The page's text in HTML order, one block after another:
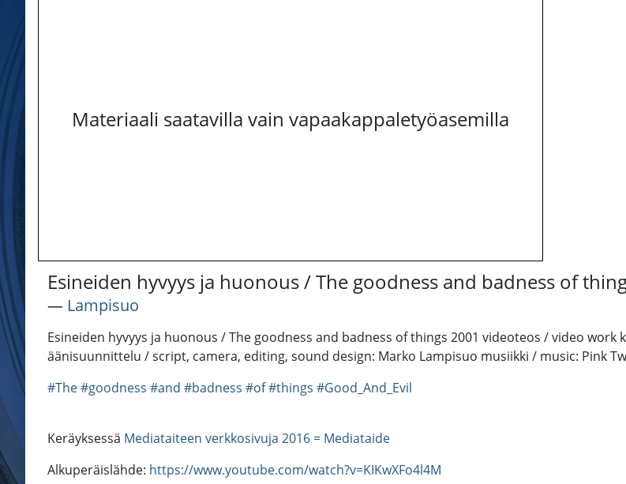
Materiaali saatavilla vain vapaakappaletyöasemilla
Esineiden hyvyys ja huonous / The goodness and badness of
― Lampisuo
Esineiden hyvyys ja huonous / The goodness and badness of things 2001 videoteos / video
äänisuunnittelu / script, camera, editing, sound design: Marko Lampisuo musiikki / music: Pink
#The#goodness #and #badness #of#things #Good_And_Evil
Keräyksessä Mediataiteen verkkosivuja 2016 = Mediataide
Alkuperäislähde: https://www.youtube.com/watch?v=KIKwXFo4l4M